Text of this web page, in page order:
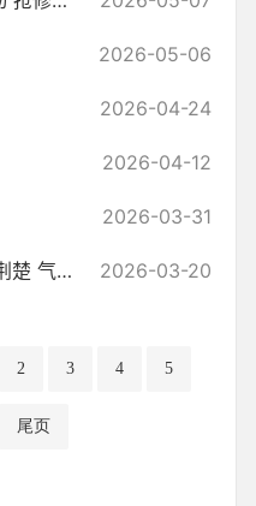
2026-05-06
2026-04-24
2026-04-12
2026-03-31
市气象局：观云测天智护荆楚 气象科普进校园 2026-03-20
2 3 4 5
尾页